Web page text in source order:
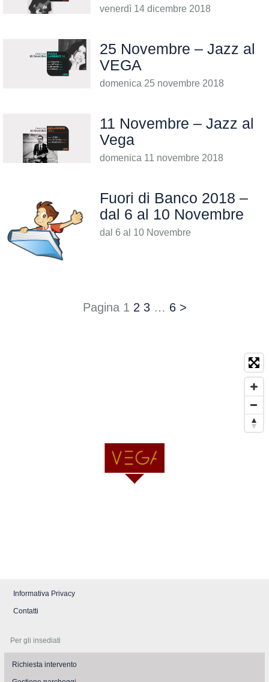
venerdì 14 dicembre 2018
25 Novembre – Jazz al
VEGA
domenica 25 novembre 2018
11 Novembre – Jazz al
Vega
domenica 11 novembre 2018
Fuori di Banco 2018 –
dal 6 al 10 Novembre
dal 6 al 10 Novembre
Pagina 1 2 3 … 6 >
Informativa Privacy
Contatti
Per gli insediati
Richiesta intervento